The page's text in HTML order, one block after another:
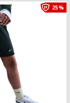
Club Fleece 25%